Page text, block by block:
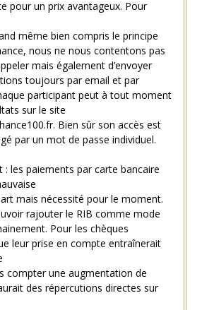
pour un prix avantageux. Pour
même bien compris le principe
nous ne nous contentons pas
mais également d’envoyer
toujours par email et par
participant peut à tout moment
sur le site
Bien sûr son accès est
par un mot de passe individuel.
: les paiements par carte bancaire
mais nécessité pour le moment.
rajouter le RIB comme mode
Pour les chèques
leur prise en compte entraînerait
compter une augmentation de
des répercutions directes sur